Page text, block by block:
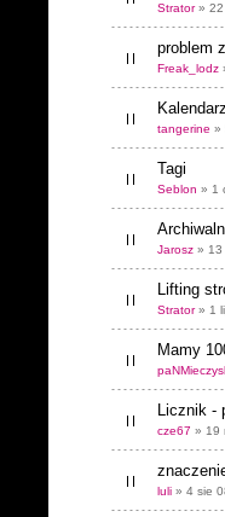
Strator» 22
problem
Freak_lodz
tangerine »
Tagi
Seblon » 1
Jarosz » 13
Lifting
Strator» 1
Mamy
Licznik -
cze67 » 19
luli » 4 sie